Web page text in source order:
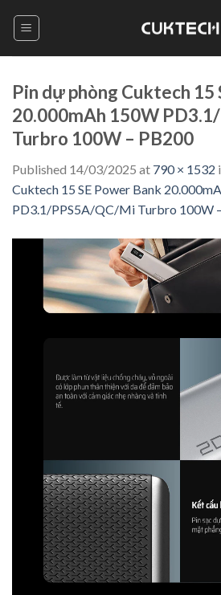
Pin dự phòng Cuktech 15
20.000mAh 150W
Turbro 100W – PB200
Published 14/03/2025 at 790 × 1532
Cuktech 15 SE Power Bank
PD3.1/PPS5A/QC/Mi Turbro 100W